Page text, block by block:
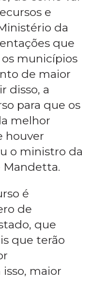
e
da
que
os municípios
de maior
disso, a
para que os
melhor
houver
o ministro da
Mandetta.
é
de
que
que terão
maior